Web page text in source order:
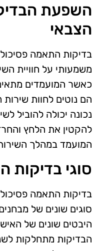
השפעת
הצבאי
בדיקות התאמה
משמעותי על חוויית
כאשר המועמדים
הם נוטים לחוות
נכונה יכולה להוביל
להקטין את הלחץ
המועמד במהלך
סוגי בדיקות
בדיקות התאמה
סוגים שונים של
היבטים שונים של
הבדיקות מתחלקות